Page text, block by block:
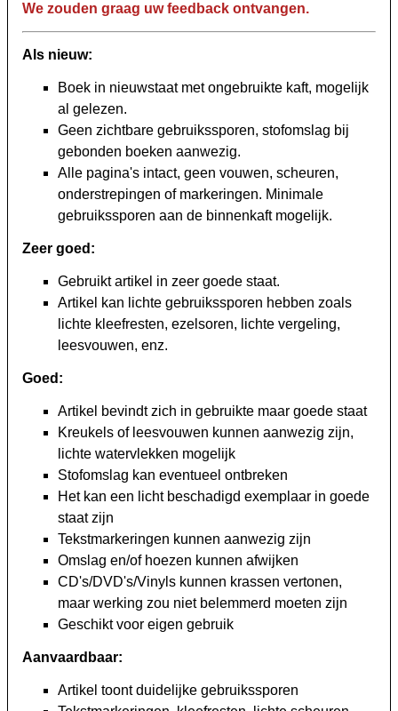
We zouden graag uw feedback ontvangen.
Als nieuw:
Boek in nieuwstaat met ongebruikte kaft, mogelijk
al gelezen.
Geen zichtbare gebruikssporen, stofomslag bij
gebonden boeken aanwezig.
Alle pagina's intact, geen vouwen, scheuren,
onderstrepingen of markeringen. Minimale
gebruikssporen aan de binnenkaft mogelijk.
Zeer goed:
Gebruikt artikel in zeer goede staat.
Artikel kan lichte gebruikssporen hebben zoals
lichte kleefresten, ezelsoren, lichte vergeling,
leesvouwen, enz.
Goed:
Artikel bevindt zich in gebruikte maar goede staat
Kreukels of leesvouwen kunnen aanwezig zijn,
lichte watervlekken mogelijk
Stofomslag kan eventueel ontbreken
Het kan een licht beschadigd exemplaar in goede
staat zijn
Tekstmarkeringen kunnen aanwezig zijn
Omslag en/of hoezen kunnen afwijken
CD's/DVD's/Vinyls kunnen krassen vertonen,
maar werking zou niet belemmerd moeten zijn
Geschikt voor eigen gebruik
Aanvaardbaar:
Artikel toont duidelijke gebruikssporen